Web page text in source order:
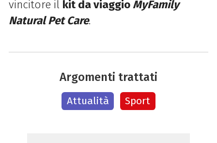
vincitore il kit da viaggio MyFamily
Natural Pet Care.
Argomenti trattati
Attualità Sport